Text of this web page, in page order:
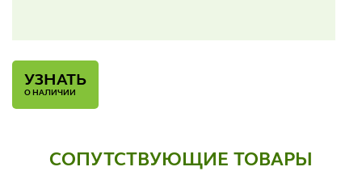
УЗНАТЬ
О НАЛИЧИИ
СОПУТСТВУЮЩИЕ ТОВАРЫ